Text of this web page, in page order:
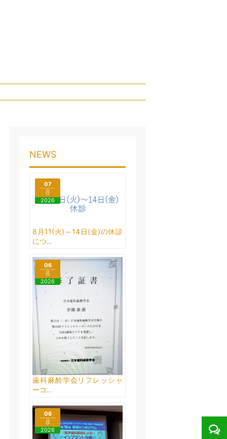
NEWS
8月11(火)～14日(金)の休診
につ…
07
8
2026
歯科麻酔学会リフレッシャ
ーコ…
06
8
2026
06
8
2026